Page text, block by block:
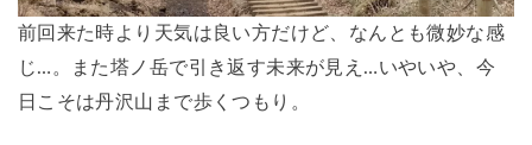
前回来た時より天気は良い方だけど、なんとも微妙な感
じ…。また塔ノ岳で引き返す未来が見え…いやいや、今
日こそは丹沢山まで歩くつもり。